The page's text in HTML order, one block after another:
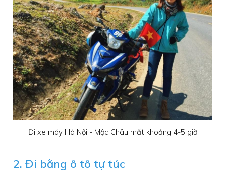
Đi xe máy Hà Nội - Mộc Châu mất khoảng 4-5 giờ
2. Đi bằng ô tô tự túc